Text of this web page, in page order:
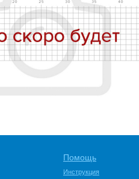
Помощь
Инструкция